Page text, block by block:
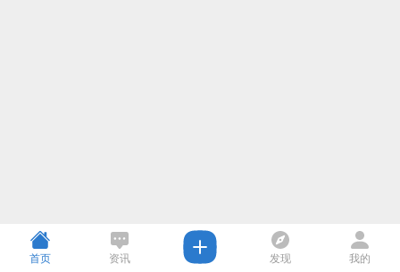
首页 资讯 发现 我的